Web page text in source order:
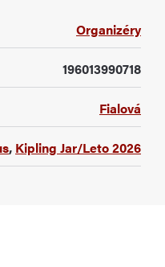
Organizéry
196013990718
Fialová
, Kipling Jar/Leto 2026